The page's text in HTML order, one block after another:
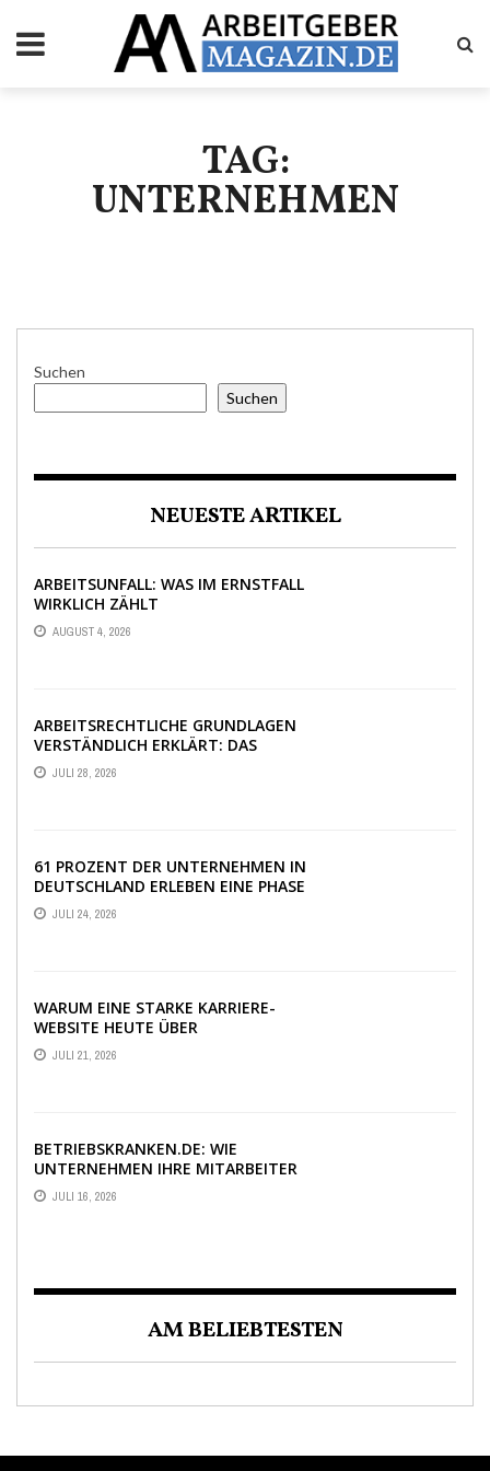
TAG:
UNTERNEHMEN
Suchen
Suchen
NEUESTE ARTIKEL
ARBEITSUNFALL: WAS IM ERNSTFALL
WIRKLICH ZÄHLT
AUGUST 4, 2026
ARBEITSRECHTLICHE GRUNDLAGEN
VERSTÄNDLICH ERKLÄRT: DAS
WICHTIGSTE WISSEN IM ÜBERBLICK
JULI 28, 2026
61 PROZENT DER UNTERNEHMEN IN
DEUTSCHLAND ERLEBEN EINE PHASE
AUSSERGEWÖHNLICHER W
IRTSCHAFTLICHER UNSICHERHEIT
JULI 24, 2026
WARUM EINE STARKE KARRIERE-
WEBSITE HEUTE ÜBER
BEWERBUNGEN ENTSCHEIDET
JULI 21, 2026
BETRIEBSKRANKEN.DE: WIE
UNTERNEHMEN IHRE MITARBEITER
DANK PKV-STATUS BINDEN
JULI 16, 2026
AM BELIEBTESTEN